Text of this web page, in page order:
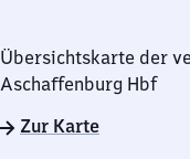
Übersichtskarte der
Aschaffenburg Hbf
Zur Karte